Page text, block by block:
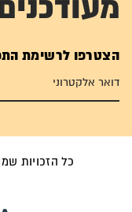
הצטרפו לרשימת
כל הזכויות